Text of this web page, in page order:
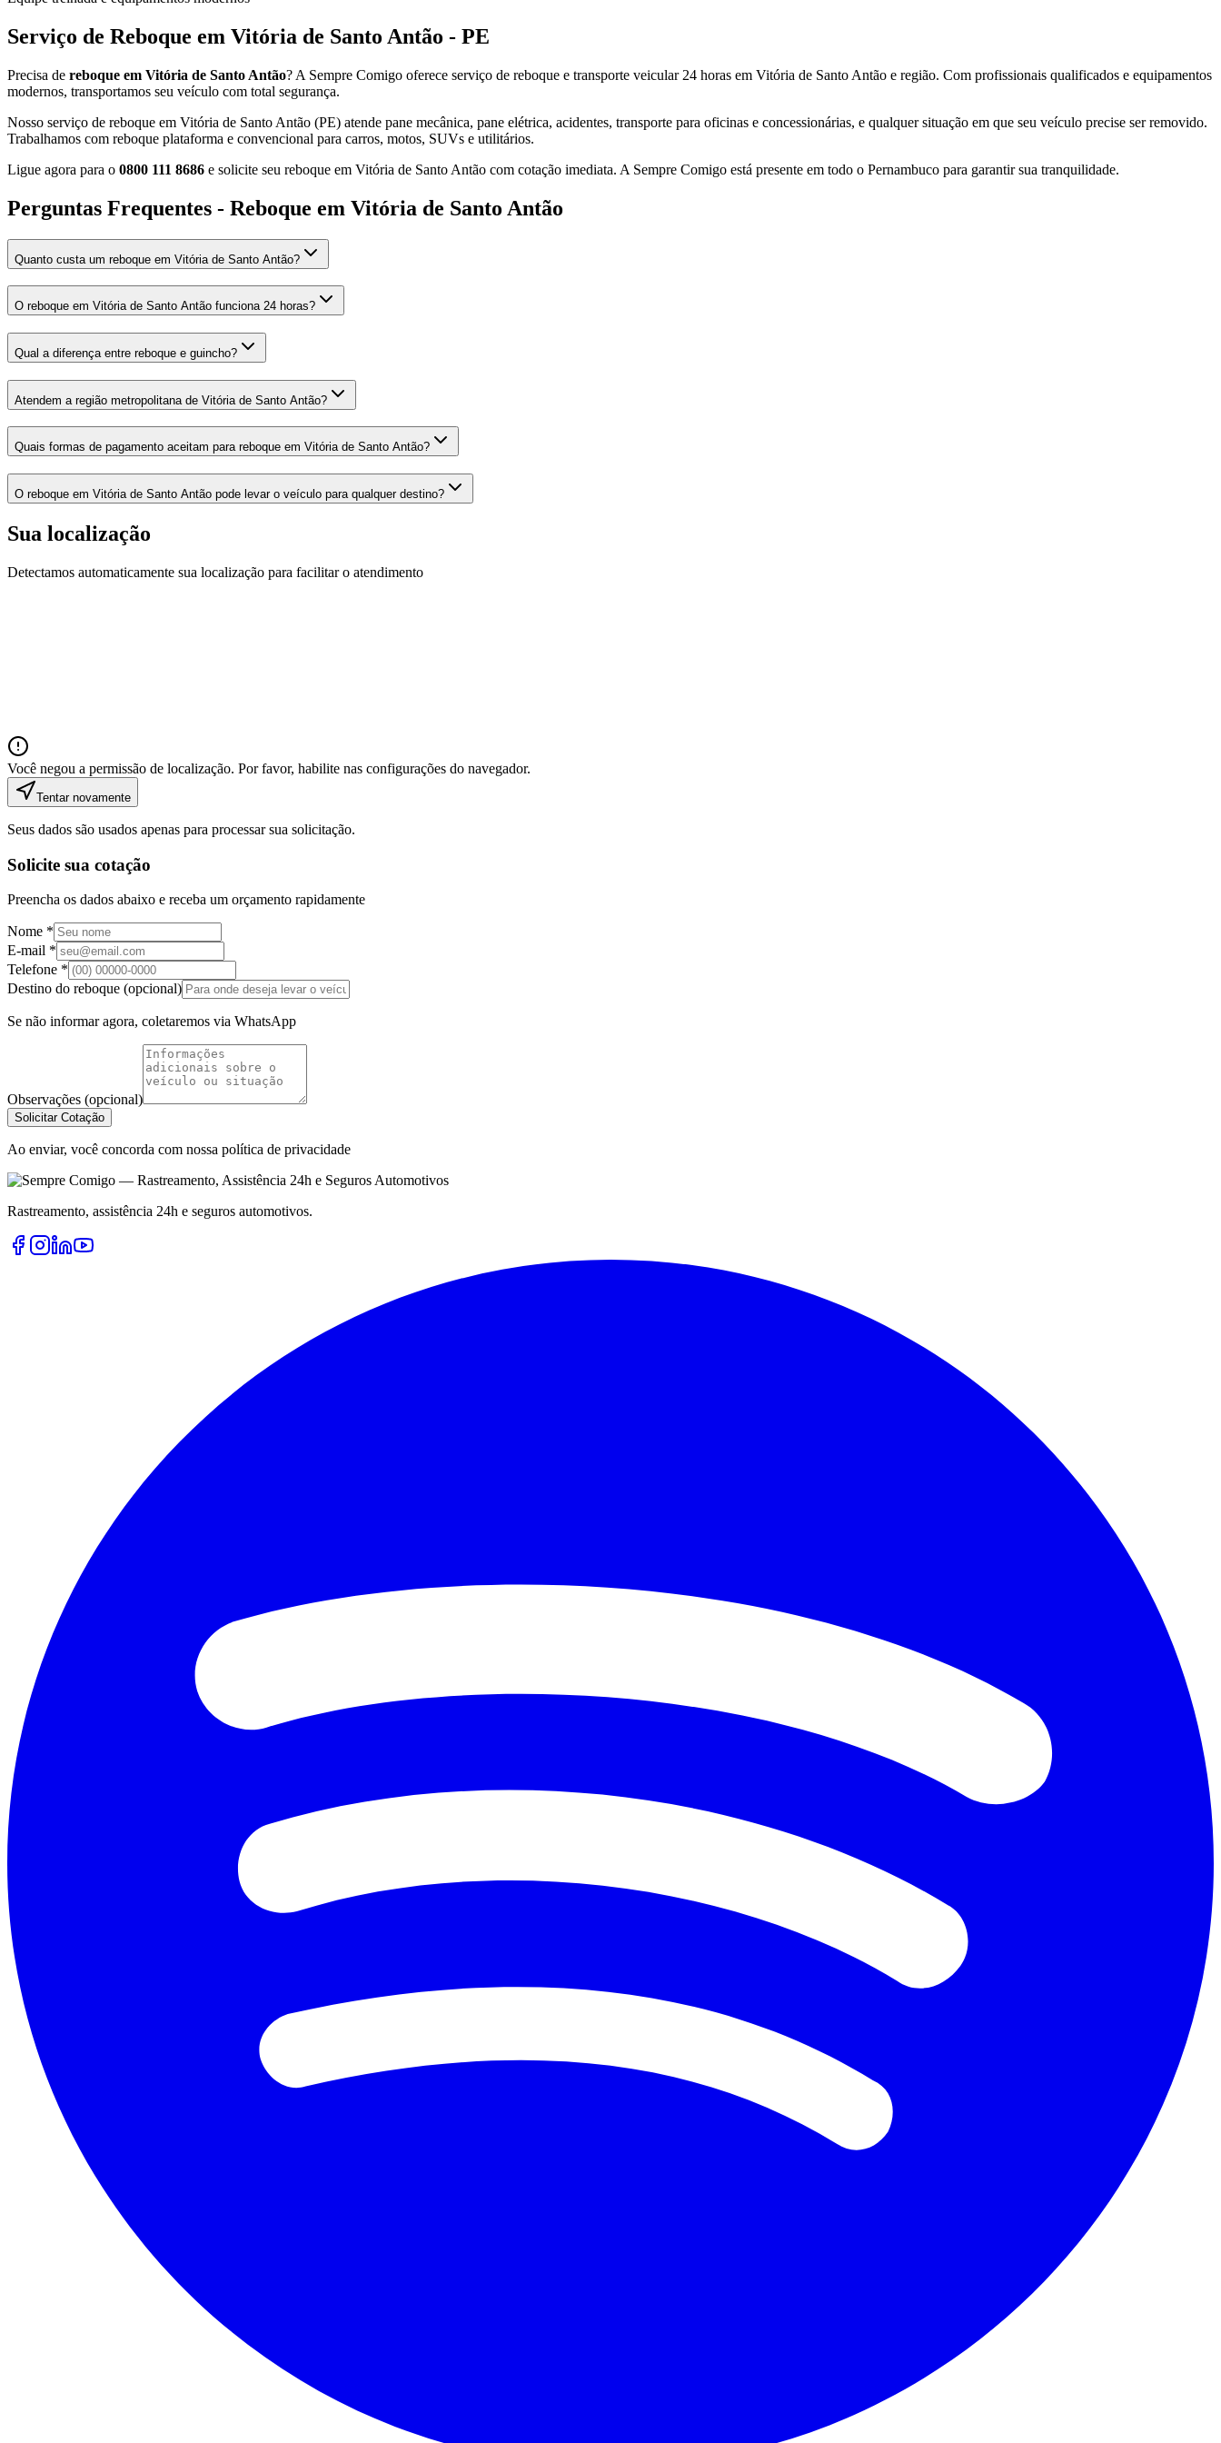
Serviço de Reboque em Vitória de Santo Antão - PE
Precisa de reboque em Vitória de Santo Antão? A Sempre Comigo oferece serviço de reboque e transporte veicular 24 horas em Vitória de Santo Antão e região. Com profissionais qualificados e equipamentos
modernos, transportamos seu veículo com total segurança.
Nosso serviço de reboque em Vitória de Santo Antão (PE) atende pane mecânica, pane elétrica, acidentes, transporte para oficinas e concessionárias, e qualquer situação em que seu veículo precise ser removido.
Trabalhamos com reboque plataforma e convencional para carros, motos, SUVs e utilitários.
Ligue agora para o 0800 111 8686 e solicite seu reboque em Vitória de Santo Antão com cotação imediata. A Sempre Comigo está presente em todo o Pernambuco para garantir sua tranquilidade.
Perguntas Frequentes - Reboque em Vitória de Santo Antão
Quanto custa um reboque em Vitória de Santo Antão?
O reboque em Vitória de Santo Antão funciona 24 horas?
Qual a diferença entre reboque e guincho?
Atendem a região metropolitana de Vitória de Santo Antão?
Quais formas de pagamento aceitam para reboque em Vitória de Santo Antão?
O reboque em Vitória de Santo Antão pode levar o veículo para qualquer destino?
Sua localização
Detectamos automaticamente sua localização para facilitar o atendimento
Você negou a permissão de localização. Por favor, habilite nas configurações do navegador.
Tentar novamente
Seus dados são usados apenas para processar sua solicitação.
Solicite sua cotação
Preencha os dados abaixo e receba um orçamento rapidamente
Nome *
E-mail *
Telefone *
Destino do reboque (opcional)
Se não informar agora, coletaremos via WhatsApp
Observações (opcional)
Solicitar Cotação
Ao enviar, você concorda com nossa política de privacidade
Rastreamento, assistência 24h e seguros automotivos.